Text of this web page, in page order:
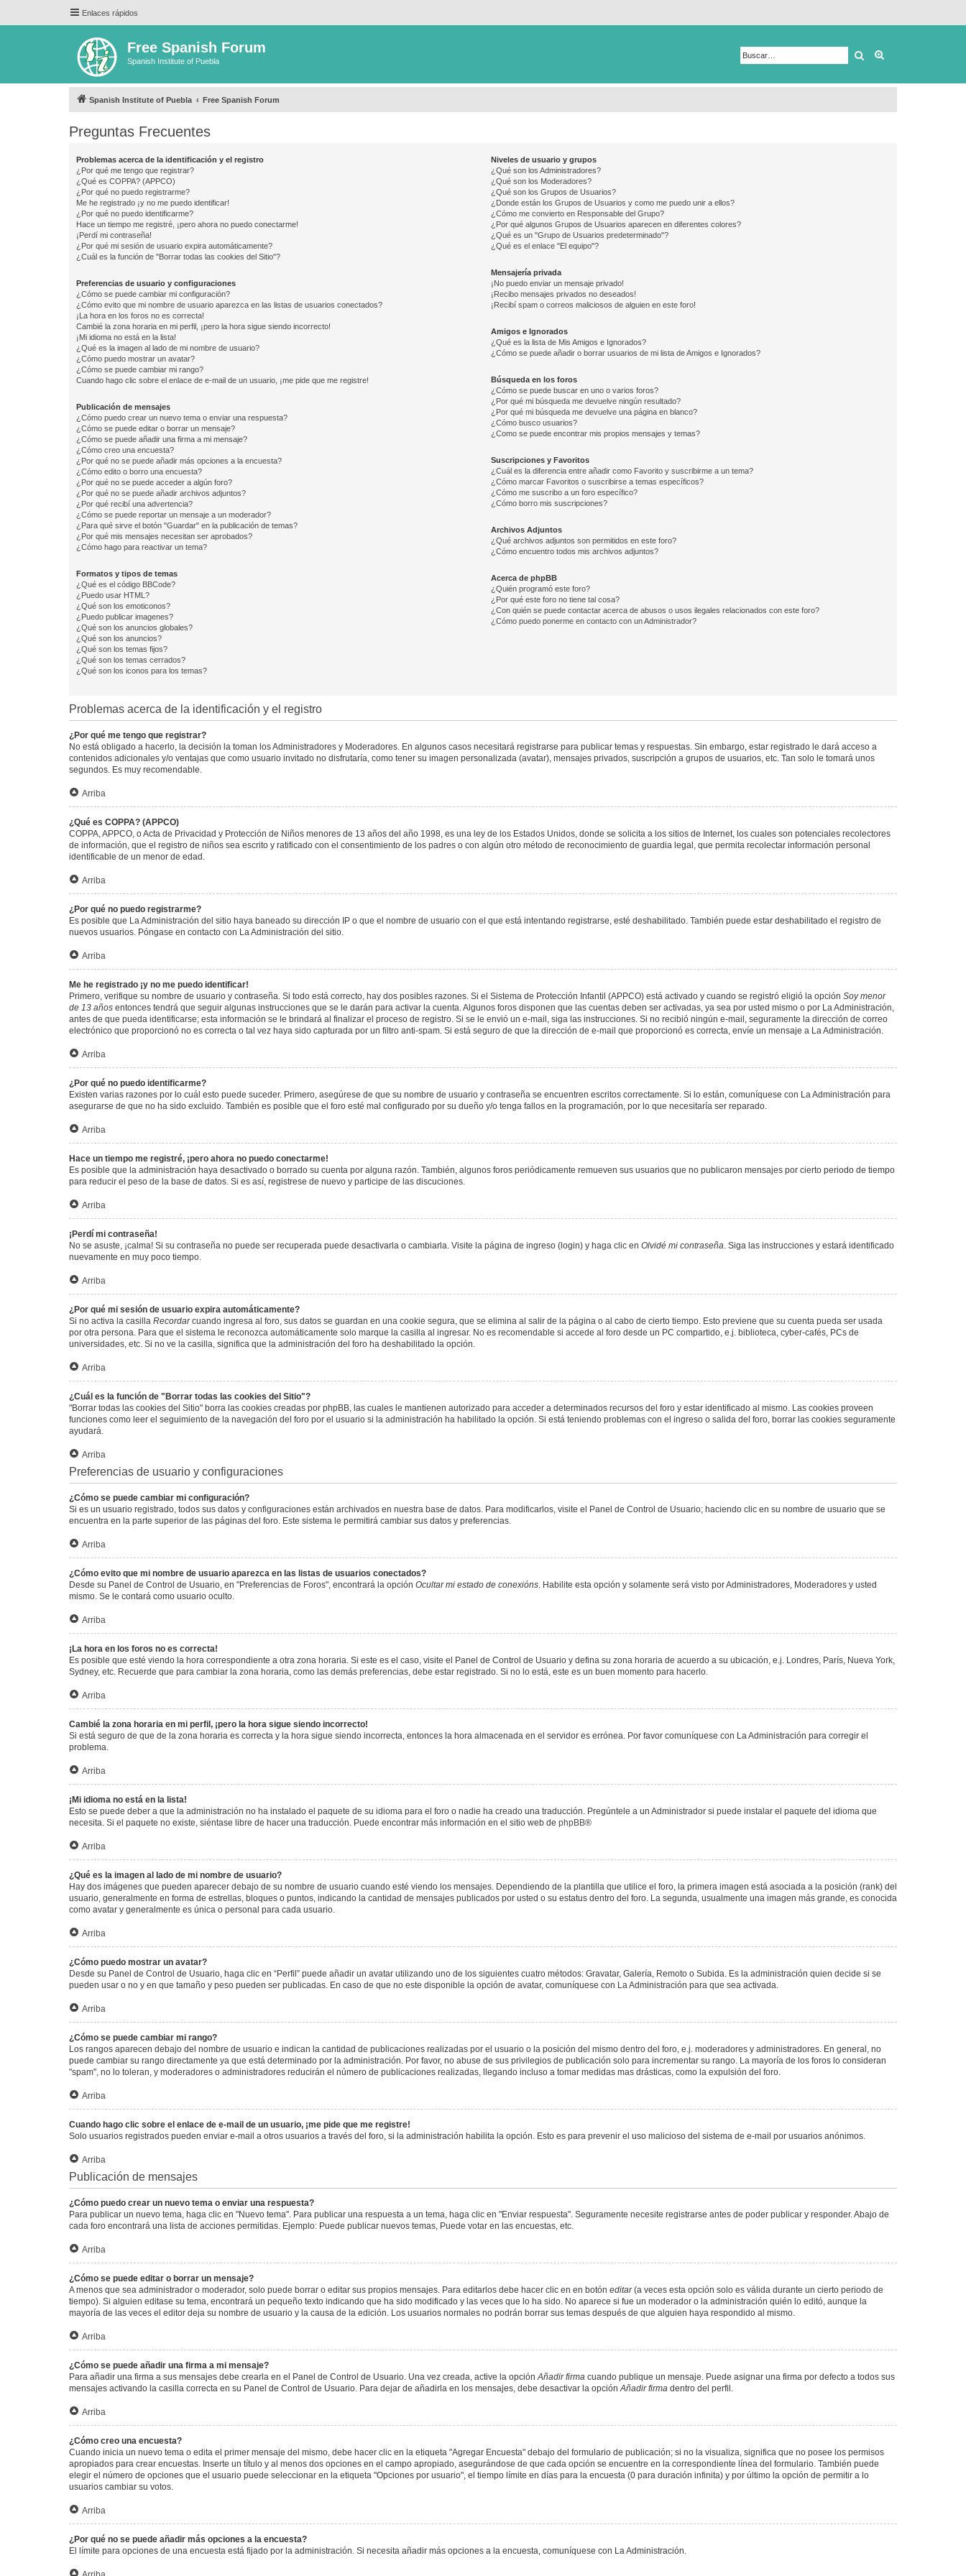
Enlaces rápidos
Free Spanish Forum
Spanish Institute of Puebla Buscar
Spanish Institute of Puebla Free Spanish Forum
Preguntas Frecuentes
Problemas acerca de la identificación y el registro
¿Por qué me tengo que registrar?
¿Qué es COPPA? (APPCO)
¿Por qué no puedo registrarme?
Me he registrado ¡y no me puedo identificar!
¿Por qué no puedo identificarme?
Hace un tiempo me registré, ¡pero ahora no puedo conectarme!
¡Perdí mi contraseña!
¿Por qué mi sesión de usuario expira automáticamente?
¿Cuál es la función de "Borrar todas las cookies del Sitio"?
Preferencias de usuario y configuraciones
¿Cómo se puede cambiar mi configuración?
¿Cómo evito que mi nombre de usuario aparezca en las listas de usuarios conectados?
¡La hora en los foros no es correcta!
Cambié la zona horaria en mi perfil, ¡pero la hora sigue siendo incorrecto!
¡Mi idioma no está en la lista!
¿Qué es la imagen al lado de mi nombre de usuario?
¿Cómo puedo mostrar un avatar?
¿Cómo se puede cambiar mi rango?
Cuando hago clic sobre el enlace de e-mail de un usuario, ¡me pide que me registre!
Publicación de mensajes
¿Cómo puedo crear un nuevo tema o enviar una respuesta?
¿Cómo se puede editar o borrar un mensaje?
¿Cómo se puede añadir una firma a mi mensaje?
¿Cómo creo una encuesta?
¿Por qué no se puede añadir más opciones a la encuesta?
¿Cómo edito o borro una encuesta?
¿Por qué no se puede acceder a algún foro?
¿Por qué no se puede añadir archivos adjuntos?
¿Por qué recibí una advertencia?
¿Cómo se puede reportar un mensaje a un moderador?
¿Para qué sirve el botón "Guardar" en la publicación de temas?
¿Por qué mis mensajes necesitan ser aprobados?
¿Cómo hago para reactivar un tema?
Formatos y tipos de temas
¿Qué es el código BBCode?
¿Puedo usar HTML?
¿Qué son los emoticonos?
¿Puedo publicar imagenes?
¿Qué son los anuncios globales?
¿Qué son los anuncios?
¿Qué son los temas fijos?
¿Qué son los temas cerrados?
¿Qué son los iconos para los temas?
Niveles de usuario y grupos
¿Qué son los Administradores?
¿Qué son los Moderadores?
¿Qué son los Grupos de Usuarios?
¿Donde están los Grupos de Usuarios y como me puedo unir a ellos?
¿Cómo me convierto en Responsable del Grupo?
¿Por qué algunos Grupos de Usuarios aparecen en diferentes colores?
¿Qué es un "Grupo de Usuarios predeterminado"?
¿Qué es el enlace "El equipo"?
Mensajería privada
¡No puedo enviar un mensaje privado!
¡Recibo mensajes privados no deseados!
¡Recibí spam o correos maliciosos de alguien en este foro!
Amigos e Ignorados
¿Qué es la lista de Mis Amigos e Ignorados?
¿Cómo se puede añadir o borrar usuarios de mi lista de Amigos e Ignorados?
Búsqueda en los foros
¿Cómo se puede buscar en uno o varios foros?
¿Por qué mi búsqueda me devuelve ningún resultado?
¿Por qué mi búsqueda me devuelve una página en blanco?
¿Cómo busco usuarios?
¿Como se puede encontrar mis propios mensajes y temas?
Suscripciones y Favoritos
¿Cuál es la diferencia entre añadir como Favorito y suscribirme a un tema?
¿Cómo marcar Favoritos o suscribirse a temas específicos?
¿Cómo me suscribo a un foro específico?
¿Cómo borro mis suscripciones?
Archivos Adjuntos
¿Qué archivos adjuntos son permitidos en este foro?
¿Cómo encuentro todos mis archivos adjuntos?
Acerca de phpBB
¿Quién programó este foro?
¿Por qué este foro no tiene tal cosa?
¿Con quién se puede contactar acerca de abusos o usos ilegales relacionados con este foro?
¿Cómo puedo ponerme en contacto con un Administrador?
Problemas acerca de la identificación y el registro
¿Por qué me tengo que registrar?
No está obligado a hacerlo, la decisión la toman los Administradores y Moderadores. En algunos casos necesitará registrarse para publicar temas y respuestas. Sin embargo, estar registrado le dará acceso a
contenidos adicionales y/o ventajas que como usuario invitado no disfrutaría, como tener su imagen personalizada (avatar), mensajes privados, suscripción a grupos de usuarios, etc. Tan solo le tomará unos
segundos. Es muy recomendable.
Arriba
¿Qué es COPPA? (APPCO)
COPPA, APPCO, o Acta de Privacidad y Protección de Niños menores de 13 años del año 1998, es una ley de los Estados Unidos, donde se solicita a los sitios de Internet, los cuales son potenciales recolectores
de información, que el registro de niños sea escrito y ratificado con el consentimiento de los padres o con algún otro método de reconocimiento de guardia legal, que permita recolectar información personal
identificable de un menor de edad.
Arriba
¿Por qué no puedo registrarme?
Es posible que La Administración del sitio haya baneado su dirección IP o que el nombre de usuario con el que está intentando registrarse, esté deshabilitado. También puede estar deshabilitado el registro de
nuevos usuarios. Póngase en contacto con La Administración del sitio.
Arriba
Me he registrado ¡y no me puedo identificar!
Primero, verifique su nombre de usuario y contraseña. Si todo está correcto, hay dos posibles razones. Si el Sistema de Protección Infantil (APPCO) está activado y cuando se registró eligió la opción Soy menor
de 13 años entonces tendrá que seguir algunas instrucciones que se le darán para activar la cuenta. Algunos foros disponen que las cuentas deben ser activadas, ya sea por usted mismo o por La Administración,
antes de que pueda identificarse; esta información se le brindará al finalizar el proceso de registro. Si se le envió un e-mail, siga las instrucciones. Si no recibió ningún e-mail, seguramente la dirección de correo
electrónico que proporcionó no es correcta o tal vez haya sido capturada por un filtro anti-spam. Si está seguro de que la dirección de e-mail que proporcionó es correcta, envíe un mensaje a La Administración.
Arriba
¿Por qué no puedo identificarme?
Existen varias razones por lo cuál esto puede suceder. Primero, asegúrese de que su nombre de usuario y contraseña se encuentren escritos correctamente. Si lo están, comuníquese con La Administración para
asegurarse de que no ha sido excluido. También es posible que el foro esté mal configurado por su dueño y/o tenga fallos en la programación, por lo que necesitaría ser reparado.
Arriba
Hace un tiempo me registré, ¡pero ahora no puedo conectarme!
Es posible que la administración haya desactivado o borrado su cuenta por alguna razón. También, algunos foros periódicamente remueven sus usuarios que no publicaron mensajes por cierto periodo de tiempo
para reducir el peso de la base de datos. Si es así, registrese de nuevo y participe de las discuciones.
Arriba
¡Perdí mi contraseña!
No se asuste, ¡calma! Si su contraseña no puede ser recuperada puede desactivarla o cambiarla. Visite la página de ingreso (login) y haga clic en Olvidé mi contraseña. Siga las instrucciones y estará identificado
nuevamente en muy poco tiempo.
Arriba
¿Por qué mi sesión de usuario expira automáticamente?
Si no activa la casilla Recordarcuando ingresa al foro, sus datos se guardan en una cookie segura, que se elimina al salir de la página o al cabo de cierto tiempo. Esto previene que su cuenta pueda ser usada
por otra persona. Para que el sistema le reconozca automáticamente solo marque la casilla al ingresar. No es recomendable si accede al foro desde un PC compartido, e.j. biblioteca, cyber-cafés, PCs de
universidades, etc. Si no ve la casilla, significa que la administración del foro ha deshabilitado la opción.
Arriba
¿Cuál es la función de "Borrar todas las cookies del Sitio"?
"Borrar todas las cookies del Sitio" borra las cookies creadas por phpBB, las cuales le mantienen autorizado para acceder a determinados recursos del foro y estar identificado al mismo. Las cookies proveen
funciones como leer el seguimiento de la navegación del foro por el usuario si la administración ha habilitado la opción. Si está teniendo problemas con el ingreso o salida del foro, borrar las cookies seguramente
ayudará.
Arriba
Preferencias de usuario y configuraciones
¿Cómo se puede cambiar mi configuración?
Si es un usuario registrado, todos sus datos y configuraciones están archivados en nuestra base de datos. Para modificarlos, visite el Panel de Control de Usuario; haciendo clic en su nombre de usuario que se
encuentra en la parte superior de las páginas del foro. Este sistema le permitirá cambiar sus datos y preferencias.
Arriba
¿Cómo evito que mi nombre de usuario aparezca en las listas de usuarios conectados?
Desde su Panel de Control de Usuario, en "Preferencias de Foros", encontrará la opción Ocultar mi estado de conexións. Habilite esta opción y solamente será visto por Administradores, Moderadores y usted
mismo. Se le contará como usuario oculto.
Arriba
¡La hora en los foros no es correcta!
Es posible que esté viendo la hora correspondiente a otra zona horaria. Si este es el caso, visite el Panel de Control de Usuario y defina su zona horaria de acuerdo a su ubicación, e.j. Londres, París, Nueva York,
Sydney, etc. Recuerde que para cambiar la zona horaria, como las demás preferencias, debe estar registrado. Si no lo está, este es un buen momento para hacerlo.
Arriba
Cambié la zona horaria en mi perfil, ¡pero la hora sigue siendo incorrecto!
Si está seguro de que de la zona horaria es correcta y la hora sigue siendo incorrecta, entonces la hora almacenada en el servidor es errónea. Por favor comuníquese con La Administración para corregir el
problema.
Arriba
¡Mi idioma no está en la lista!
Esto se puede deber a que la administración no ha instalado el paquete de su idioma para el foro o nadie ha creado una traducción. Pregúntele a un Administrador si puede instalar el paquete del idioma que
necesita. Si el paquete no existe, siéntase libre de hacer una traducción. Puede encontrar más información en el sitio web de phpBB®
Arriba
¿Qué es la imagen al lado de mi nombre de usuario?
Hay dos imágenes que pueden aparecer debajo de su nombre de usuario cuando esté viendo los mensajes. Dependiendo de la plantilla que utilice el foro, la primera imagen está asociada a la posición (rank) del
usuario, generalmente en forma de estrellas, bloques o puntos, indicando la cantidad de mensajes publicados por usted o su estatus dentro del foro. La segunda, usualmente una imagen más grande, es conocida
como avatar y generalmente es única o personal para cada usuario.
Arriba
¿Cómo puedo mostrar un avatar?
Desde su Panel de Control de Usuario, haga clic en “Perfil” puede añadir un avatar utilizando uno de los siguientes cuatro métodos: Gravatar, Galería, Remoto o Subida. Es la administración quien decide si se
pueden usar o no y en que tamaño y peso pueden ser publicadas. En caso de que no este disponible la opción de avatar, comuníquese con La Administración para que sea activada.
Arriba
¿Cómo se puede cambiar mi rango?
Los rangos aparecen debajo del nombre de usuario e indican la cantidad de publicaciones realizadas por el usuario o la posición del mismo dentro del foro, e.j. moderadores y administradores. En general, no
puede cambiar su rango directamente ya que está determinado por la administración. Por favor, no abuse de sus privilegios de publicación solo para incrementar su rango. La mayoría de los foros lo consideran
"spam", no lo toleran, y moderadores o administradores reducirán el número de publicaciones realizadas, llegando incluso a tomar medidas mas drásticas, como la expulsión del foro.
Arriba
Cuando hago clic sobre el enlace de e-mail de un usuario, ¡me pide que me registre!
Solo usuarios registrados pueden enviar e-mail a otros usuarios a través del foro, si la administración habilita la opción. Esto es para prevenir el uso malicioso del sistema de e-mail por usuarios anónimos.
Arriba
Publicación de mensajes
¿Cómo puedo crear un nuevo tema o enviar una respuesta?
Para publicar un nuevo tema, haga clic en "Nuevo tema". Para publicar una respuesta a un tema, haga clic en "Enviar respuesta". Seguramente necesite registrarse antes de poder publicar y responder. Abajo de
cada foro encontrará una lista de acciones permitidas. Ejemplo: Puede publicar nuevos temas, Puede votar en las encuestas, etc.
Arriba
¿Cómo se puede editar o borrar un mensaje?
A menos que sea administrador o moderador, solo puede borrar o editar sus propios mensajes. Para editarlos debe hacer clic en en botón editar(a veces esta opción solo es válida durante un cierto periodo de
tiempo). Si alguien editase su tema, encontrará un pequeño texto indicando que ha sido modificado y las veces que lo ha sido. No aparece si fue un moderador o la administración quién lo editó, aunque la
mayoría de las veces el editor deja su nombre de usuario y la causa de la edición. Los usuarios normales no podrán borrar sus temas después de que alguien haya respondido al mismo.
Arriba
¿Cómo se puede añadir una firma a mi mensaje?
Para añadir una firma a sus mensajes debe crearla en el Panel de Control de Usuario. Una vez creada, active la opciónAñadir firma cuando publique un mensaje. Puede asignar una firma por defecto a todos sus
mensajes activando la casilla correcta en su Panel de Control de Usuario. Para dejar de añadirla en los mensajes, debe desactivar la opciónAñadir firma dentro del perfil.
Arriba
¿Cómo creo una encuesta?
Cuando inicia un nuevo tema o edita el primer mensaje del mismo, debe hacer clic en la etiqueta "Agregar Encuesta" debajo del formulario de publicación; si no la visualiza, significa que no posee los permisos
apropiados para crear encuestas. Inserte un título y al menos dos opciones en el campo apropiado, asegurándose de que cada opción se encuentre en la correspondiente línea del formulario. También puede
elegir el número de opciones que el usuario puede seleccionar en la etiqueta "Opciones por usuario", el tiempo límite en días para la encuesta (0 para duración infinita) y por último la opción de permitir a lo
usuarios cambiar su votos.
Arriba
¿Por qué no se puede añadir más opciones a la encuesta?
El límite para opciones de una encuesta está fijado por la administración. Si necesita añadir más opciones a la encuesta, comuníquese con La Administración.